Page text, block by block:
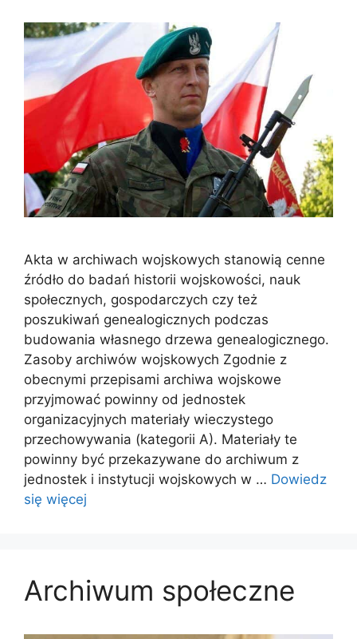
Akta w archiwach wojskowych stanowią cenne
źródło do badań historii wojskowości, nauk
społecznych, gospodarczych czy też
poszukiwań genealogicznych podczas
budowania własnego drzewa genealogicznego.
Zasoby archiwów wojskowych Zgodnie z
obecnymi przepisami archiwa wojskowe
przyjmować powinny od jednostek
organizacyjnych materiały wieczystego
przechowywania (kategorii A). Materiały te
powinny być przekazywane do archiwum z
jednostek i instytucji wojskowych w … Dowiedz
się więcej
Archiwum społeczne